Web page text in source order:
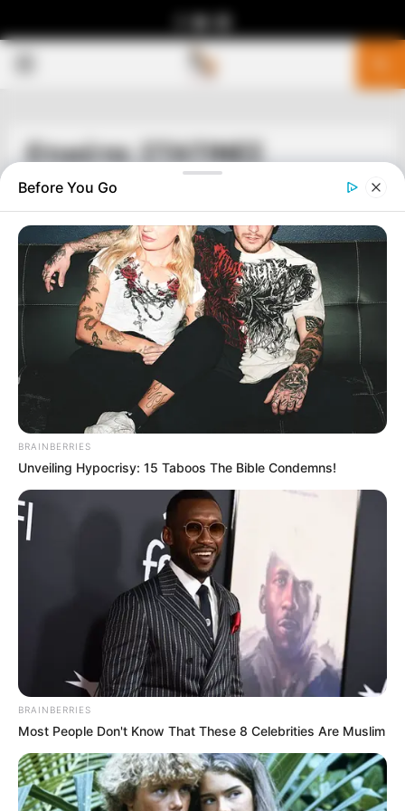
Ετικέτα: ΣΤΑΤΙΝΕΣ
ΥΓΕΙΑ
Τι δεν μας λένε για τις καρδιακές
παθήσεις
Τι δεν μας λένε για τις καρδιακές παθήσεις…
Αποκαλύπτοντας τη Μεγάλη Απάτη με τη Χοληστερόλη και
τους Κίνδυνους των Στατινών… Ιστορία με μια ματιά:
Before You Go
BRAINBERRIES
Unveiling Hypocrisy: 15 Taboos The Bible Condemns!
BRAINBERRIES
Most People Don't Know That These 8 Celebrities Are Muslim